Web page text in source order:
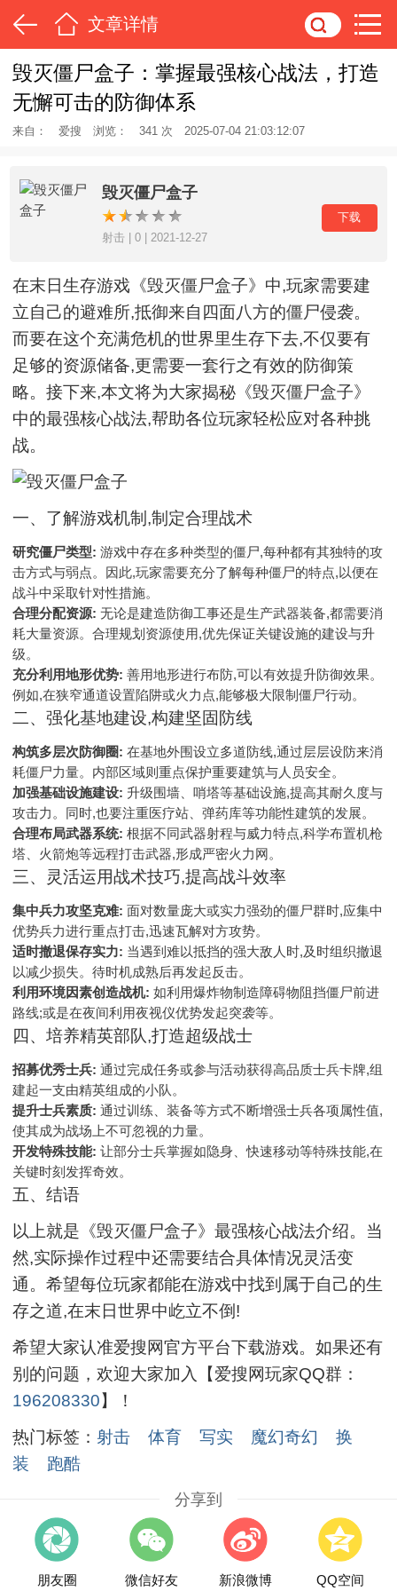
文章详情
毁灭僵尸盒子：掌握最强核心战法，打造
无懈可击的防御体系
来自： 爱搜 浏览： 341 次 2025-07-04 21:03:12:07
毁灭僵尸盒子
射击 | 0 | 2021-12-27
下载
在末日生存游戏《毁灭僵尸盒子》中,玩家需要建
立自己的避难所,抵御来自四面八方的僵尸侵袭。
而要在这个充满危机的世界里生存下去,不仅要有
足够的资源储备,更需要一套行之有效的防御策
略。接下来,本文将为大家揭秘《毁灭僵尸盒子》
中的最强核心战法,帮助各位玩家轻松应对各种挑
战。
一、了解游戏机制,制定合理战术
研究僵尸类型: 游戏中存在多种类型的僵尸,每种都有其独特的攻
击方式与弱点。因此,玩家需要充分了解每种僵尸的特点,以便在
战斗中采取针对性措施。
合理分配资源: 无论是建造防御工事还是生产武器装备,都需要消
耗大量资源。合理规划资源使用,优先保证关键设施的建设与升
级。
充分利用地形优势: 善用地形进行布防,可以有效提升防御效果。
例如,在狭窄通道设置陷阱或火力点,能够极大限制僵尸行动。
二、强化基地建设,构建坚固防线
构筑多层次防御圈: 在基地外围设立多道防线,通过层层设防来消
耗僵尸力量。内部区域则重点保护重要建筑与人员安全。
加强基础设施建设: 升级围墙、哨塔等基础设施,提高其耐久度与
攻击力。同时,也要注重医疗站、弹药库等功能性建筑的发展。
合理布局武器系统: 根据不同武器射程与威力特点,科学布置机枪
塔、火箭炮等远程打击武器,形成严密火力网。
三、灵活运用战术技巧,提高战斗效率
集中兵力攻坚克难: 面对数量庞大或实力强劲的僵尸群时,应集中
优势兵力进行重点打击,迅速瓦解对方攻势。
适时撤退保存实力: 当遇到难以抵挡的强大敌人时,及时组织撤退
以减少损失。待时机成熟后再发起反击。
利用环境因素创造战机: 如利用爆炸物制造障碍物阻挡僵尸前进
路线;或是在夜间利用夜视仪优势发起突袭等。
四、培养精英部队,打造超级战士
招募优秀士兵: 通过完成任务或参与活动获得高品质士兵卡牌,组
建起一支由精英组成的小队。
提升士兵素质: 通过训练、装备等方式不断增强士兵各项属性值,
使其成为战场上不可忽视的力量。
开发特殊技能: 让部分士兵掌握如隐身、快速移动等特殊技能,在
关键时刻发挥奇效。
五、结语
以上就是《毁灭僵尸盒子》最强核心战法介绍。当
然,实际操作过程中还需要结合具体情况灵活变
通。希望每位玩家都能在游戏中找到属于自己的生
存之道,在末日世界中屹立不倒!
希望大家认准爱搜网官方平台下载游戏。如果还有
别的问题，欢迎大家加入【爱搜网玩家QQ群：
196208330】！
热门标签： 射击 体育 写实 魔幻奇幻
换
装
跑酷
分享到
朋友圈 微信好友 新浪微博 QQ空间